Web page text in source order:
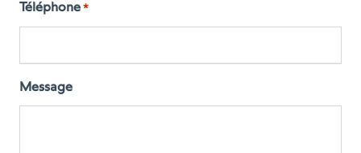
Téléphone *
Message